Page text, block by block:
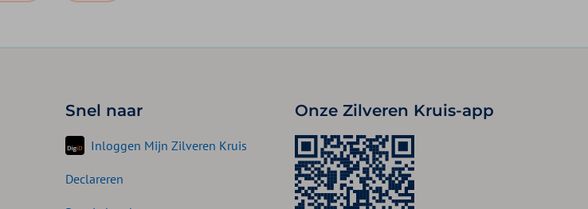
Snel naar
Inloggen Mijn Zilveren Kruis
Declareren
Onze Zilveren Kruis-app